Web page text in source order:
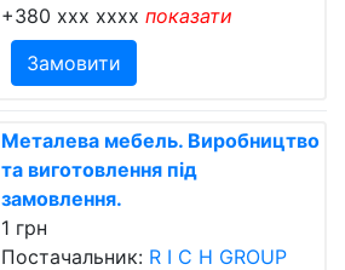
+380 xxx xxxx показати
Замовити
Металева мебель. Виробництво
та виготовлення під
замовлення.
1 грн
Постачальник: R I C H GROUP